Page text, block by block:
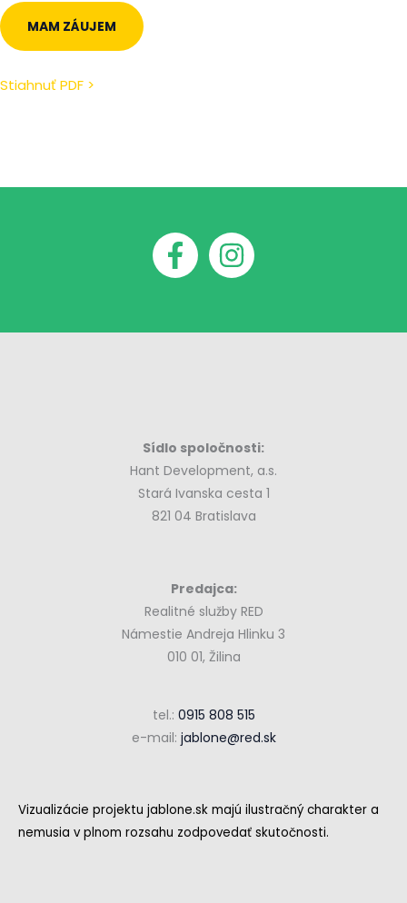
MAM ZÁUJEM
Stiahnuť PDF >
Sídlo spoločnosti:
Hant Development, a.s.
Stará Ivanska cesta 1
821 04 Bratislava
Predajca:
Realitné služby RED
Námestie Andreja Hlinku 3
010 01, Žilina
tel.: 0915 808 515
e-mail: jablone@red.sk
Vizualizácie projektu jablone.sk majú ilustračný charakter a
nemusia v plnom rozsahu zodpovedať skutočnosti.